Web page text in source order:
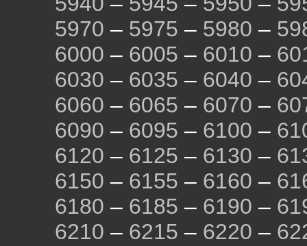
5970 – 5975 – 5980 –
6000 – 6005 – 6010 –
6030 – 6035 – 6040 –
6060 – 6065 – 6070 –
6090 – 6095 – 6100 –
6120 – 6125 – 6130 –
6150 – 6155 – 6160 –
6180 – 6185 – 6190 –
6210 – 6215 – 6220 –